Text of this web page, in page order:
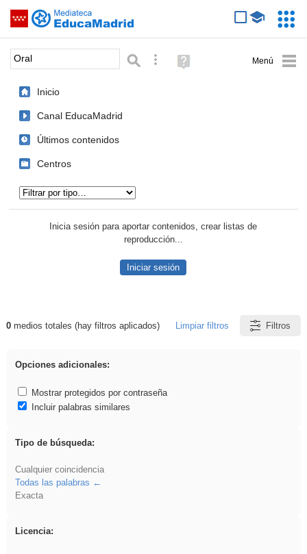
Saltar navegación
Palabra o frase: Búsqueda avanzada
Ayuda
(en
Inicio
Canal EducaMadrid
Últimos contenidos
Centros
Inicia sesión para aportar contenidos, crear listas de
reproducción...
Iniciar sesión
Resultados de: Oral
0medios totales (hay filtros aplicados) Limpiar filtros Filtros
Opciones adicionales:
Mostrar protegidos por contraseña
Incluir palabras similares
Tipo de búsqueda:
Cualquier coincidencia
Todas las palabras
Exacta
Licencia: